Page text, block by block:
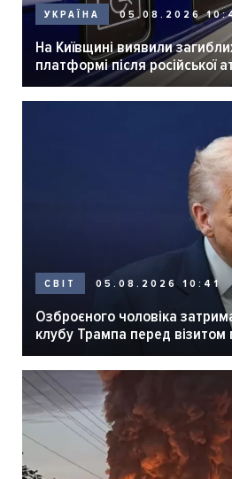
УКРАЇНА 05.08.2026
На Київщині виявили
платформі після російської
СВІТ 05.08.2026 10:41
Озброєного чоловіка
клубу Трампа перед візитом